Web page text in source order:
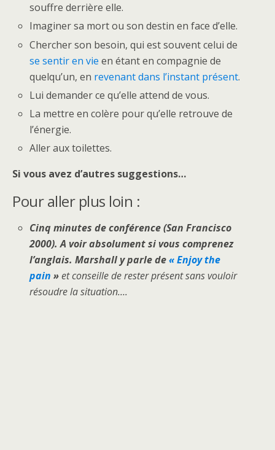
souffre derrière elle.
Imaginer sa mort ou son destin en face d’elle.
Chercher son besoin, qui est souvent celui de
se sentir en vie en étant en compagnie de
quelqu’un, en revenant dans l’instant présent.
Lui demander ce qu’elle attend de vous.
La mettre en colère pour qu’elle retrouve de
l’énergie.
Aller aux toilettes.
Si vous avez d’autres suggestions…
Pour aller plus loin :
Cinq minutes de conférence (San Francisco
2000). A voir absolument si vous comprenez
l’anglais. Marshall y parle de« Enjoy the
pain »et conseille de rester présent sans vouloir
résoudre la situation….